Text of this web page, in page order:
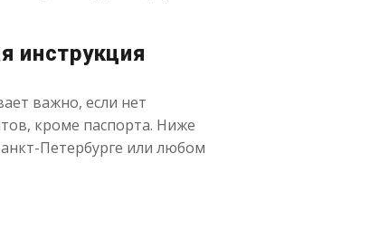
инструкция
важно, если нет
кроме паспорта. Ниже
Петербурге или любом